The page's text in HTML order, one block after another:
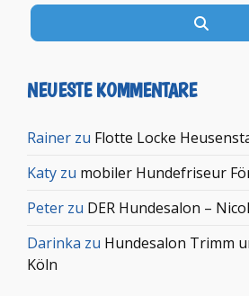
NEUESTE KOMMENTARE
Rainer zu Flotte Locke
Katy zu mobiler Hundefriseur
Peter zu DER Hundesalon –
Darinka zu Hundesalon Trimm
Köln